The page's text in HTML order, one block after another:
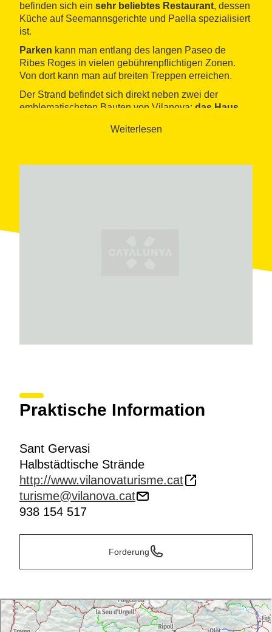
befinden sich ein sehr beliebtes Restaurant, dessen
Küche auf Seemannsgerichte und Paella spezialisiert
ist.
Parken kann man entlang des langen Paseo de
Ribes Roges in vielen gebührenpflichtigen Zonen.
Von dort kann man auf breiten Treppen erreichen.
Der Strand befindet sich direkt neben zwei der
emblematischsten Bauten von Vilanova: das Haus
befinden sich innerhalb eines eingefriedeten
Weiterlesen
Praktische Information
Sant Gervasi
Halbstädtische Strände
http://www.vilanovaturisme.cat
turisme@vilanova.cat
938 154 517
Forderung